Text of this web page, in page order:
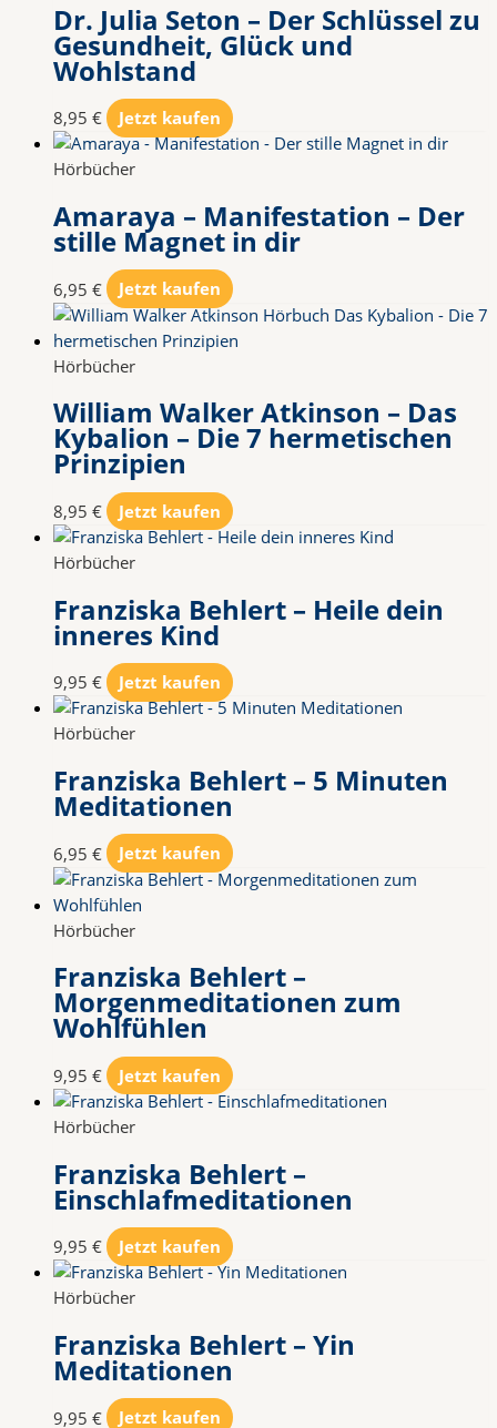
Dr. Julia Seton – Der Schlüssel zu
Gesundheit, Glück und
Wohlstand
8,95 € Jetzt kaufen
Hörbücher
Amaraya – Manifestation – Der
stille Magnet in dir
6,95 € Jetzt kaufen
Hörbücher
William Walker Atkinson – Das
Kybalion – Die 7 hermetischen
Prinzipien
8,95 € Jetzt kaufen
Hörbücher
Franziska Behlert – Heile dein
inneres Kind
9,95 € Jetzt kaufen
Hörbücher
Franziska Behlert – 5 Minuten
Meditationen
6,95 € Jetzt kaufen
Hörbücher
Franziska Behlert –
Morgenmeditationen zum
Wohlfühlen
9,95 € Jetzt kaufen
Hörbücher
Franziska Behlert –
Einschlafmeditationen
9,95 € Jetzt kaufen
Hörbücher
Franziska Behlert – Yin
Meditationen
9,95 € Jetzt kaufen